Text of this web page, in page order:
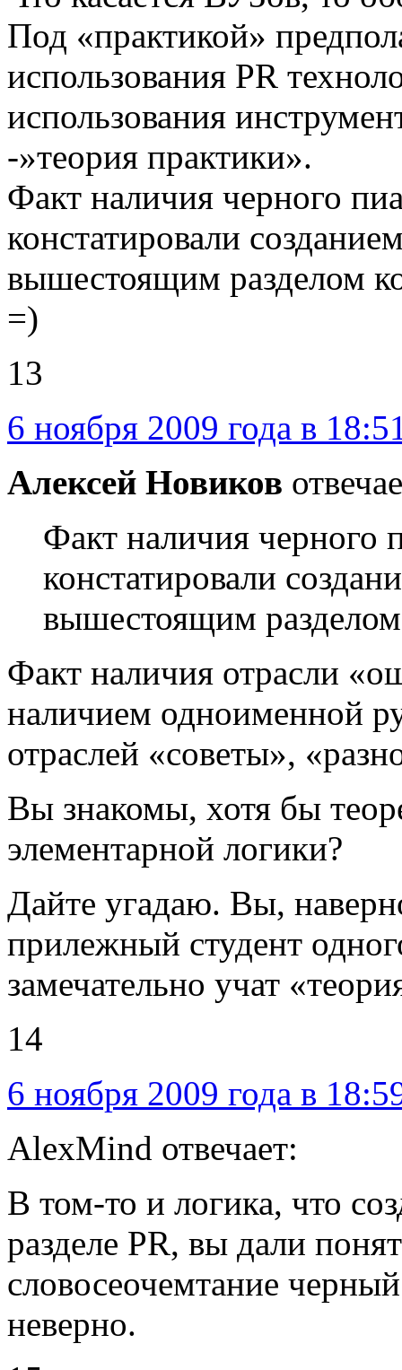
Под «практикой»
использования PR
использования
-»теория практики».
Факт наличия черного
констатировали
вышестоящим разделом
=)
13
6 ноября 2009 года в
Алексей Новиков
Факт наличия черного
констатировали
вышестоящим разделом
Факт наличия отрасли
наличием одноименной
отраслей «советы»,
Вы знакомы, хотя бы
элементарной логики?
Дайте угадаю. Вы,
прилежный студент
замечательно учат
14
6 ноября 2009 года в
AlexMind отвечает:
В том-то и логика, что
разделе PR, вы дали
словосеочемтание
неверно.